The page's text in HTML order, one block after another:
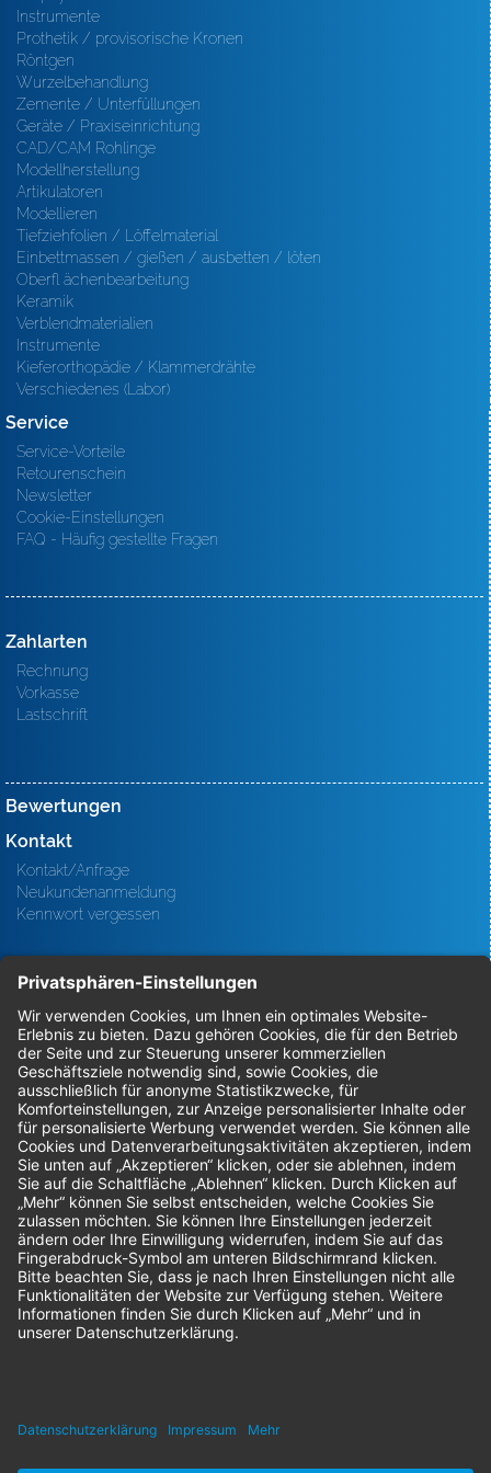
Instrumente
Prothetik / provisorische Kronen
Röntgen
Wurzelbehandlung
Zemente / Unterfüllungen
Geräte / Praxiseinrichtung
CAD/CAM Rohlinge
Modellherstellung
Artikulatoren
Modellieren
Tiefziehfolien / Löffelmaterial
Einbettmassen / gießen / ausbetten / löten
Oberfl ächenbearbeitung
Keramik
Verblendmaterialien
Instrumente
Kieferorthopädie / Klammerdrähte
Verschiedenes (Labor)
Service
Service-Vorteile
Retourenschein
Newsletter
Cookie-Einstellungen
FAQ - Häufig gestellte Fragen
Zahlarten
Rechnung
Vorkasse
Lastschrift
Bewertungen
Kontakt
Kontakt/Anfrage
Neukundenanmeldung
Kennwort vergessen
Bestellungen
Sendung verfolgen
Geprüfter Shop